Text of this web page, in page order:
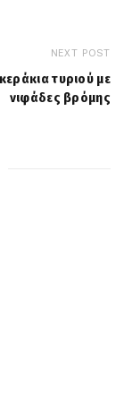
NEXT POST
τυριού με
νιφάδες βρόμης